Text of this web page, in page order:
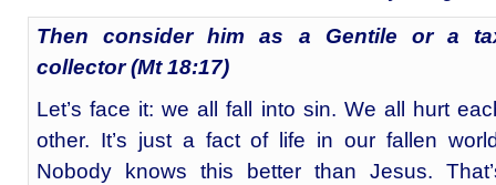
Then consider him as a Gentile or a
collector (Mt 18:17)
Let’s face it: we all fall into sin. We all hurt
other. It’s just a fact of life in our fallen
Nobody knows this better than Jesus.